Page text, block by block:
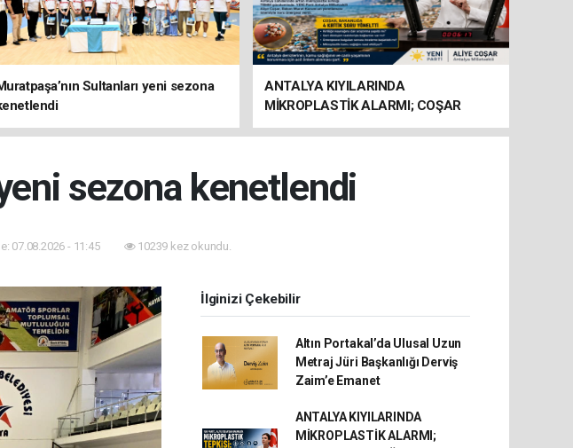
Sultanları yeni sezona
ANTALYA KIYILARINDA
MİKROPLASTİK ALARMI; COŞAR
BAKANLIĞA HAREKETE GEÇİN
sezona kenetlendi
07.08.2026 - 11:45 10239 kez okundu.
İlginizi Çekebilir
Altın Portakal’da Ulusal Uzun
Metraj Jüri Başkanlığı Derviş
Zaim’e Emanet
ANTALYA KIYILARINDA
MİKROPLASTİK ALARMI;